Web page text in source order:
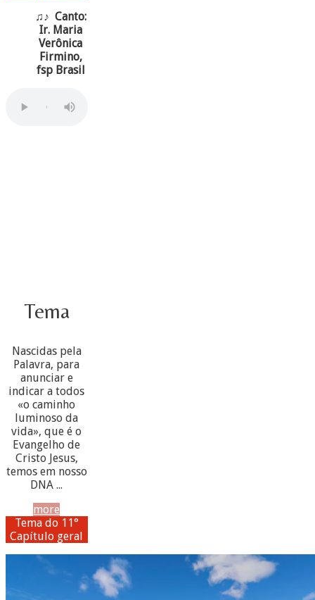
♫♪ Canto:
Ir. Maria
Verônica
Firmino,
fsp Brasil
Tema
Nascidas pela
Palavra, para
anunciar e
indicar a todos
«o caminho
luminoso da
vida», que é o
Evangelho de
Cristo Jesus,
temos em nosso
DNA ...
more
Tema do 11°
Capítulo geral